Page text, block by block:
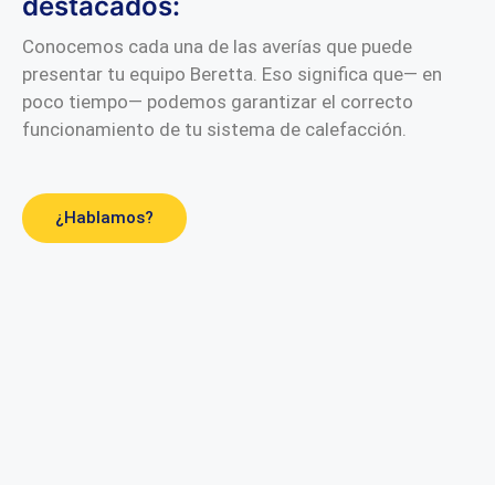
Conocemos cada una de las averías que puede
presentar tu equipo Beretta. Eso significa que— en
poco tiempo— podemos garantizar el correcto
funcionamiento de tu sistema de calefacción.
¿Hablamos?